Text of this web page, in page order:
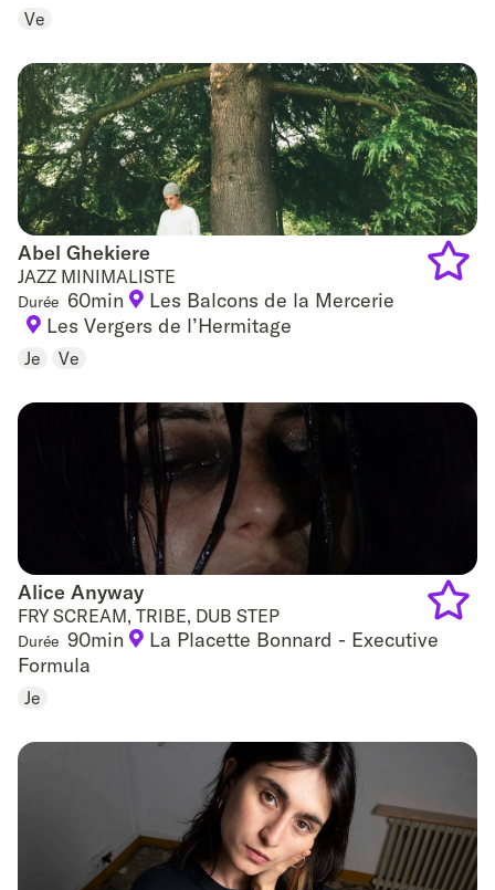
Ve
Abel Ghekiere
Abel Ghekiere
JAZZ MINIMALISTE
Durée 60min
Les Balcons de la Mercerie
Les Vergers de l’Hermitage
Je Ve
Alice Anyway
Alice Anyway
FRY SCREAM, TRIBE, DUB STEP
Durée 90min
La Placette Bonnard - Executive
Formula
Je
Add